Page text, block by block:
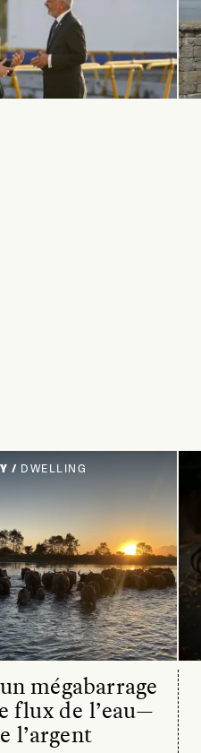
/ DWELLING
mégabarrage
flux de l’eau—
l’argent